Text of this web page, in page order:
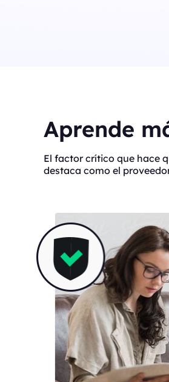
Aprende
El factor crítico que hace
destaca como el